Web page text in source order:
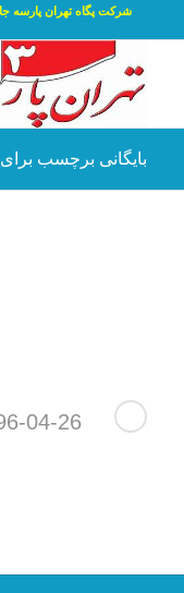
بایگانی برچسب
04-26